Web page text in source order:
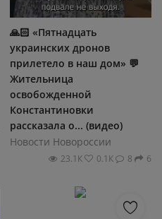
🙏🏻 «Пятнадцать
украинских дронов
прилетело в наш дом» 💬
Жительница
освобожденной
Константиновки
рассказала о... (видео)
Новости Новороссии
23.1К 0.1К 8 6